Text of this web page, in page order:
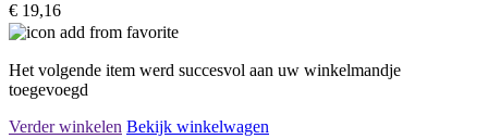
€ 19,16
Het volgende item werd succesvol aan uw winkelmandje
toegevoegd
Verder winkelen Bekijk winkelwagen